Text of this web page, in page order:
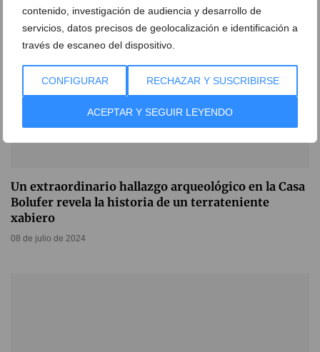
contenido, investigación de audiencia y desarrollo de
servicios, datos precisos de geolocalización e identificación a
través de escaneo del dispositivo.
CONFIGURAR RECHAZAR Y SUSCRIBIRSE
ACEPTAR Y SEGUIR LEYENDO
Un extraordinario hallazgo arqueológico en la Casa
Bolufer revela la historia de un terrateniente
xabiero
08 de julio de 2024